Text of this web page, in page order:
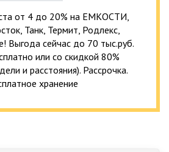
от 4 до 20% на ЕМКОСТИ,
Танк, Термит, Родлекс,
Выгода сейчас до 70 тыс.руб.
или со скидкой 80%
и расстояния). Рассрочка.
хранение